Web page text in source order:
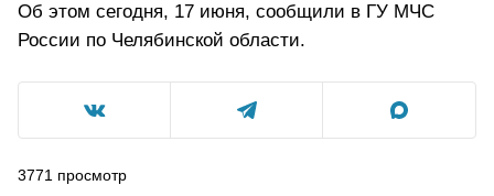
Об этом сегодня, 17 июня, сообщили в ГУ МЧС
России по Челябинской области.
3771 просмотр